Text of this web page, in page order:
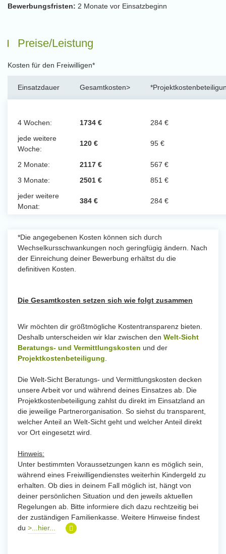
Bewerbungsfristen: 2 Monate vor Einsatzbeginn
Preise/Leistung
Kosten für den Freiwilligen*
Einsatzdauer Gesamtkosten>
4 Wochen: 1734 €
284 €
jede weitere
Woche:
120 € 95 €
2 Monate: 2117 €
567 €
3 Monate:
2501 €
851 €
jeder weitere
Monat:
384 € 284 €
*Die angegebenen Kosten können sich durch
Wechselkursschwankungen noch geringfügig ändern. Nach
der Einreichung deiner Bewerbung erhältst du die
definitiven Kosten.
Die Gesamtkosten setzen sich wie folgt zusammen
Wir möchten dir größtmögliche Kostentransparenz bieten.
Deshalb unterscheiden wir klar zwischen den Welt-Sicht
Beratungs- und Vermittlungskosten und der
Projektkostenbeteiligung
Die Welt-Sicht Beratungs- und Vermittlungskosten decken
unsere Arbeit vor und während deines Einsatzes ab. Die
Projektkostenbeteiligung zahlst du direkt im Einsatzland an
die jeweilige Partnerorganisation. So siehst du transparent,
welcher Anteil an Welt-Sicht geht und welcher Anteil direkt
vor Ort eingesetzt wird.
Hinweis:
Unter bestimmten Voraussetzungen kann es möglich sein,
während eines Freiwilligendienstes weiterhin Kindergeld zu
erhalten. Ob dies in deinem Fall möglich ist, hängt von
deiner persönlichen Situation und den jeweils aktuellen
Regelungen ab. Bitte informiere dich dazu rechtzeitig bei
der zuständigen Familienkasse. Weitere Hinweise findest
du >...hier...